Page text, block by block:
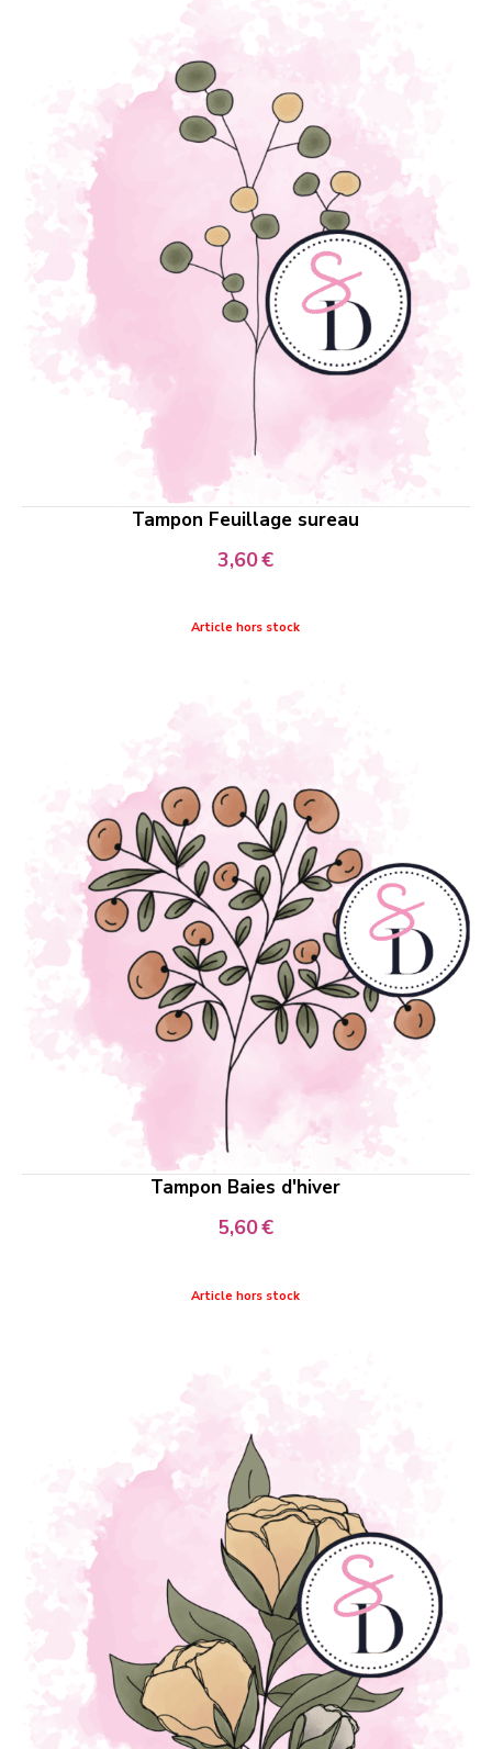
Tampon Feuillage sureau
3,60€
Article hors stock
Tampon Baies d'hiver
5,60€
Article hors stock